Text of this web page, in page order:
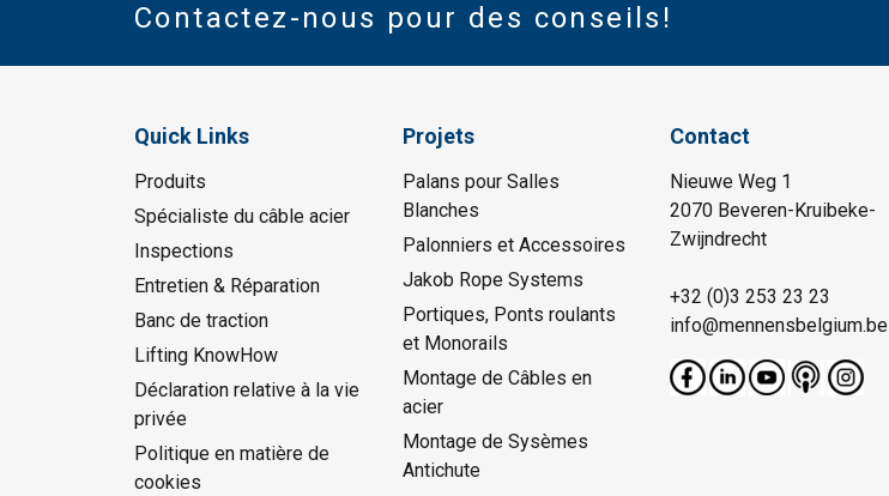
Contactez-nous pour des conseils!
Quick Links
Produits
Spécialiste du câble acier
Inspections
Entretien & Réparation
Banc de traction
Lifting KnowHow
Déclaration relative à la vie
privée
Politique en matière de
cookies
Projets
Palans pour Salles
Blanches
Palonniers et Accessoires
Jakob Rope Systems
Portiques, Ponts roulants
et Monorails
Montage de Câbles en
acier
Montage de Sysèmes
Antichute
Contact
Nieuwe Weg 1
2070 Beveren-Kruibeke-
Zwijndrecht
+32 (0)3 253 23 23
info@mennensbelgium.be